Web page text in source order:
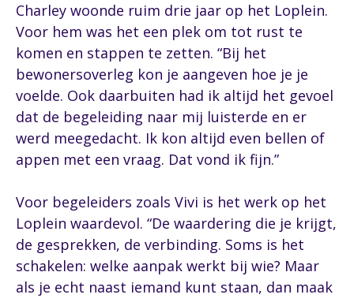
Charley woonde ruim drie jaar op het Loplein.
Voor hem was het een plek om tot rust te
komen en stappen te zetten. “Bij het
bewonersoverleg kon je aangeven hoe je je
voelde. Ook daarbuiten had ik altijd het gevoel
dat de begeleiding naar mij luisterde en er
werd meegedacht. Ik kon altijd even bellen of
appen met een vraag. Dat vond ik fijn.”
Voor begeleiders zoals Vivi is het werk op het
Loplein waardevol. “De waardering die je krijgt,
de gesprekken, de verbinding. Soms is het
schakelen: welke aanpak werkt bij wie? Maar
als je echt naast iemand kunt staan, dan maak